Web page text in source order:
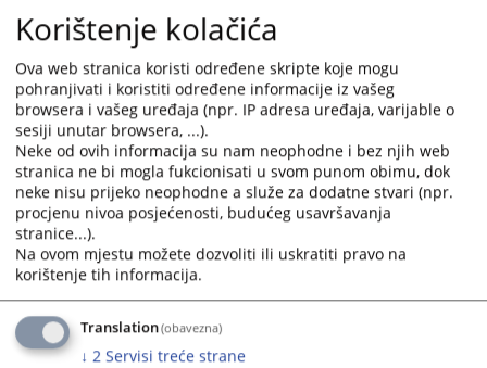
date.
the
question
mark
key
to
get
the
keyboard
shortcuts
for
changing
dates.
date.
Press
the
question
mark
key
to
get
the
keyboard
for
changing
Закон о плаћама и другим накнадама судија и тужилаца
у Брчко Дистрикту БиХ
Закон о плаћама упосленика у институцијама
правосуђа Републике Српске
Закон о плаћама запослених у институцијама правосуђа
Брчко дистрикта Босне и Херцеговине
Korištenje kolačića
Ova web stranica koristi određene skripte koje mogu
pohranjivati i koristiti određene informacije iz vašeg
browsera i vašeg uređaja (npr. IP adresa uređaja, varijable o
sesiji unutar browsera, ...).
Neke od ovih informacija su nam neophodne i bez njih web
stranica ne bi mogla fukcionisati u svom punom obimu, dok
neke nisu prijeko neophodne a služe za dodatne stvari (npr.
procjenu nivoa posjećenosti, budućeg usavršavanja
stranice...).
Na ovom mjestu možete dozvoliti ili uskratiti pravo na
korištenje tih informacija.
Translation(obavezna)
↓ 2 Servisi treće strane